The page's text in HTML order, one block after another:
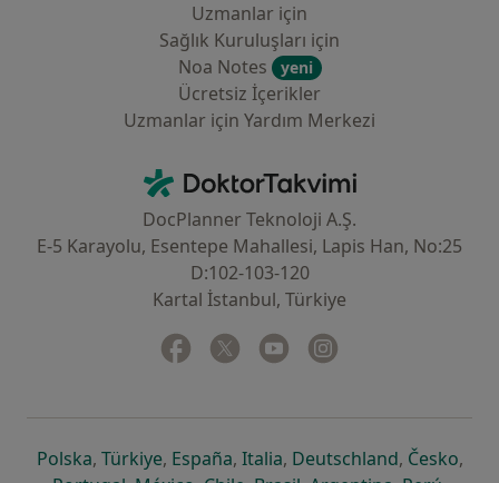
Uzmanlar için
Sağlık Kuruluşları için
Noa Notes
yeni
Ücretsiz İçerikler
Uzmanlar için Yardım Merkezi
DoktorTakvimi - Ana Sayfa
DocPlanner Teknoloji A.Ş.
E-5 Karayolu, Esentepe Mahallesi, Lapis Han, No:25
D:102-103-120
Kartal İstanbul, Türkiye
Facebook
yeni bir sekmede açılır
Twitter
yeni bir sekmede açılır
Youtube
yeni bir sekmede açılır
Polskayeni bir sekmede açılır
, Türkiyeyeni bir sekmede açılır
, Españayeni bir sekmede açılır
, Italiayeni bir sekmede açılır
, Deutschlandyeni bir
, Českoyeni
,